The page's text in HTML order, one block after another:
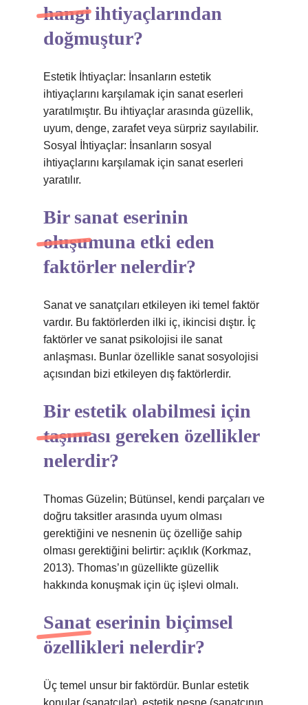
hangi ihtiyaçlarından
doğmuştur?
Estetik İhtiyaçlar: İnsanların estetik
ihtiyaçlarını karşılamak için sanat eserleri
yaratılmıştır. Bu ihtiyaçlar arasında güzellik,
uyum, denge, zarafet veya sürpriz sayılabilir.
Sosyal İhtiyaçlar: İnsanların sosyal
ihtiyaçlarını karşılamak için sanat eserleri
yaratılır.
Bir sanat eserinin
oluşumuna etki eden
faktörler nelerdir?
Sanat ve sanatçıları etkileyen iki temel faktör
vardır. Bu faktörlerden ilki iç, ikincisi dıştır. İç
faktörler ve sanat psikolojisi ile sanat
anlaşması. Bunlar özellikle sanat sosyolojisi
açısından bizi etkileyen dış faktörlerdir.
Bir estetik olabilmesi için
taşıması gereken özellikler
nelerdir?
Thomas Güzelin; Bütünsel, kendi parçaları ve
doğru taksitler arasında uyum olması
gerektiğini ve nesnenin üç özelliğe sahip
olması gerektiğini belirtir: açıklık (Korkmaz,
2013). Thomas’ın güzellikte güzellik
hakkında konuşmak için üç işlevi olmalı.
Sanat eserinin biçimsel
özellikleri nelerdir?
Üç temel unsur bir faktördür. Bunlar estetik
konular (sanatçılar), estetik nesne (sanatçının